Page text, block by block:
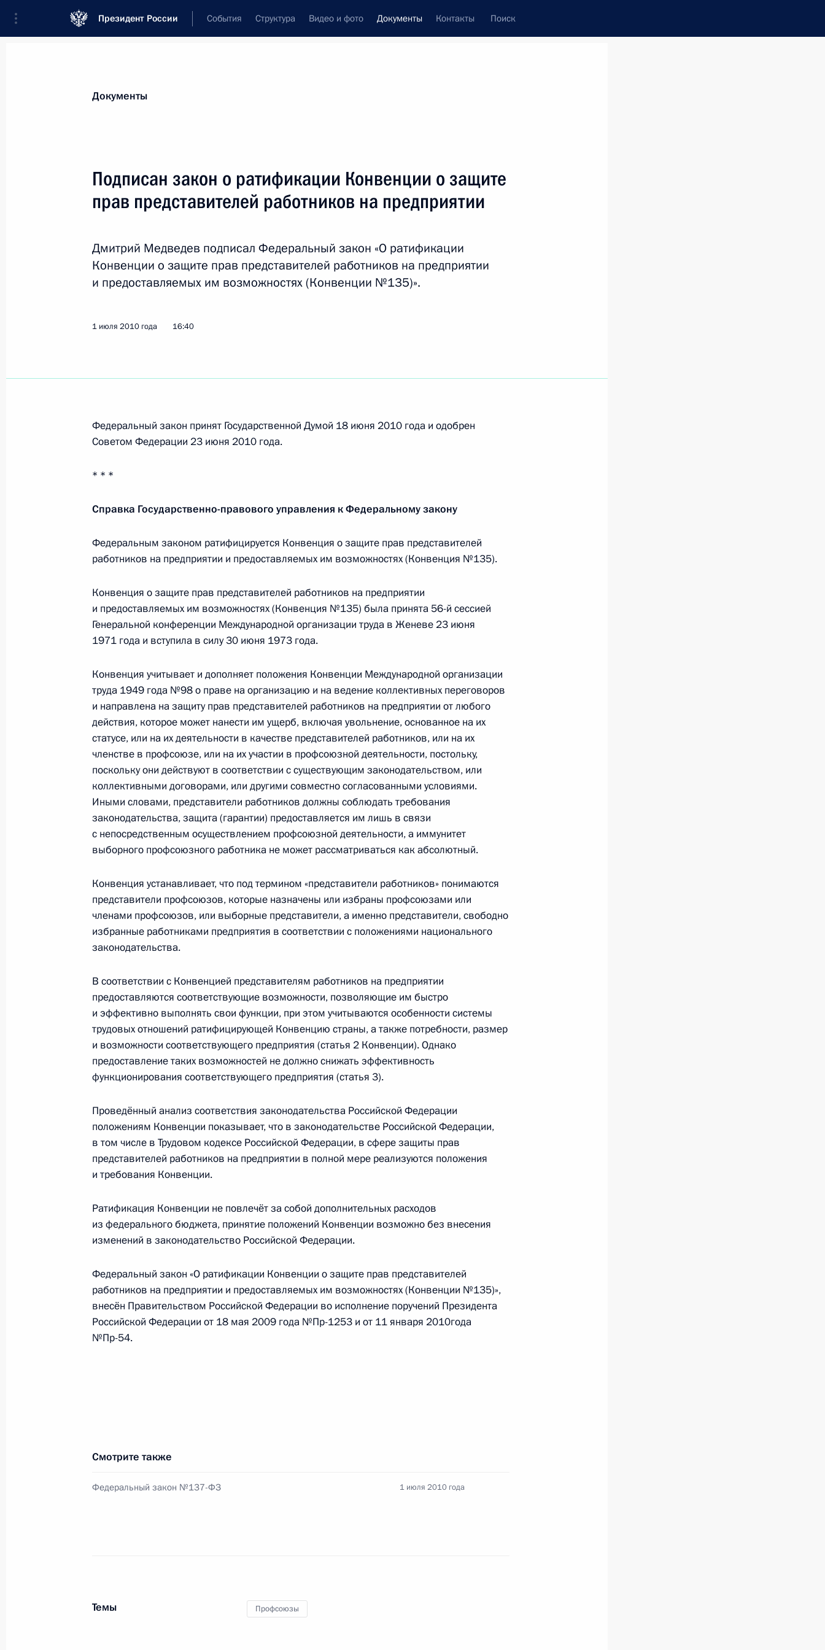
Президент России События Структура Видео и фото Документы Контакты Поиск
4 июля 2010 года, 09:00
3 июля 2010 года, суббота
Внесены изменения в закон «О статусе судей в Российской Федерации»
3 июля 2010 года, 09:40
Внесены изменения в закон «О концессионных соглашениях»
2 июля 2010 года, пятница
Внесены изменения в законодательство в связи с принятием Федерального закона
«Об общественном контроле за обеспечением прав человека в местах
принудительного содержания»
2 июля 2010 года, 09:30
Внесены изменения в закон «Об основных гарантиях избирательных прав и права
на участие в референдуме граждан Российской Федерации»
2 июля 2010 года, 09:20
Подписан закон, обязывающий владельца банкомата предупреждать клиента
о размере комиссионного сбора
2 июля 2010 года, 09:15
Срок действия закона об особенностях отчуждения недвижимого имущества,
малым бизнесом, продлён на три года
2 июля 2010 года, 09:10
деятельности
2 июля 2010 года, 09:05
Внесены изменения в закон «О ветеранах»
2 июля 2010 года, 09:00
1 июля 2010 года, четверг
Подписан Указ о требованиях к служебному поведению федеральных
государственных служащих
1 июля 2010 года, 18:30
работников на предприятии
1 июля 2010 года, 16:40
Подписан Федеральный закон о ратификации Конвенции об оплачиваемых
Документы
Подписан закон о ратификации Конвенции о защите
прав представителей работников на предприятии
Дмитрий Медведев подписал Федеральный закон «О ратификации
Конвенции о защите прав представителей работников на предприятии
и предоставляемых им возможностях (Конвенции №135)».
1 июля 2010 года 16:40
Федеральный закон принят Государственной Думой 18 июня 2010 года и одобрен
Советом Федерации 23 июня 2010 года.
* * *
Справка Государственно-правового управления к Федеральному закону
Федеральным законом ратифицируется Конвенция о защите прав представителей
работников на предприятии и предоставляемых им возможностях (Конвенция №135).
Конвенция о защите прав представителей работников на предприятии
и предоставляемых им возможностях (Конвенция №135) была принята 56-й сессией
Генеральной конференции Международной организации труда в Женеве 23 июня
1971 года и вступила в силу 30 июня 1973 года.
Конвенция учитывает и дополняет положения Конвенции Международной организации
труда 1949 года №98 о праве на организацию и на ведение коллективных переговоров
и направлена на защиту прав представителей работников на предприятии от любого
действия, которое может нанести им ущерб, включая увольнение, основанное на их
статусе, или на их деятельности в качестве представителей работников, или на их
членстве в профсоюзе, или на их участии в профсоюзной деятельности, постольку,
поскольку они действуют в соответствии с существующим законодательством, или
коллективными договорами, или другими совместно согласованными условиями.
Иными словами, представители работников должны соблюдать требования
законодательства, защита (гарантии) предоставляется им лишь в связи
с непосредственным осуществлением профсоюзной деятельности, а иммунитет
выборного профсоюзного работника не может рассматриваться как абсолютный.
Конвенция устанавливает, что под термином «представители работников» понимаются
представители профсоюзов, которые назначены или избраны профсоюзами или
членами профсоюзов, или выборные представители, а именно представители, свободно
избранные работниками предприятия в соответствии с положениями национального
законодательства.
В соответствии с Конвенцией представителям работников на предприятии
предоставляются соответствующие возможности, позволяющие им быстро
и эффективно выполнять свои функции, при этом учитываются особенности системы
трудовых отношений ратифицирующей Конвенцию страны, а также потребности, размер
и возможности соответствующего предприятия (статья 2 Конвенции). Однако
предоставление таких возможностей не должно снижать эффективность
функционирования соответствующего предприятия (статья 3).
Проведённый анализ соответствия законодательства Российской Федерации
положениям Конвенции показывает, что в законодательстве Российской Федерации,
в том числе в Трудовом кодексе Российской Федерации, в сфере защиты прав
представителей работников на предприятии в полной мере реализуются положения
и требования Конвенции.
Ратификация Конвенции не повлечёт за собой дополнительных расходов
из федерального бюджета, принятие положений Конвенции возможно без внесения
изменений в законодательство Российской Федерации.
Федеральный закон «О ратификации Конвенции о защите прав представителей
работников на предприятии и предоставляемых им возможностях (Конвенции №135)»,
внесён Правительством Российской Федерации во исполнение поручений Президента
Российской Федерации от 18 мая 2009 года №Пр-1253 и от 11 января 2010года
№Пр-54.
Смотрите также
Федеральный закон №137-ФЗ 1 июля 2010 года
Темы Профсоюзы